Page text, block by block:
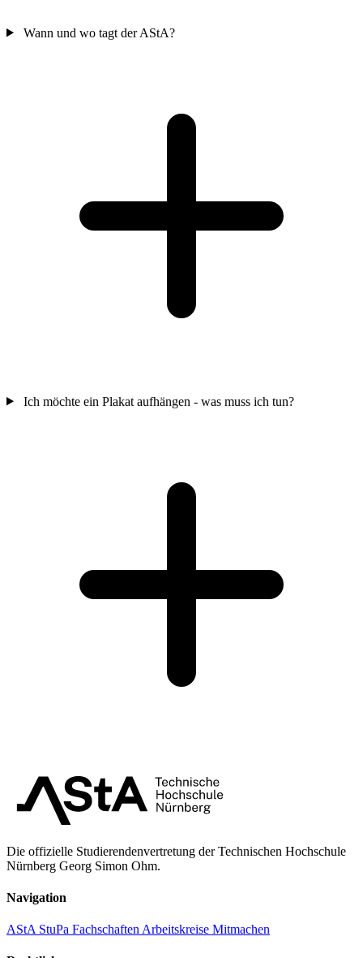
Wann und wo tagt der AStA?
Ich möchte ein Plakat aufhängen - was muss ich tun?
Die offizielle Studierendenvertretung der Technischen Hochschule
Nürnberg Georg Simon Ohm.
Navigation
AStA StuPa Fachschaften Arbeitskreise Mitmachen